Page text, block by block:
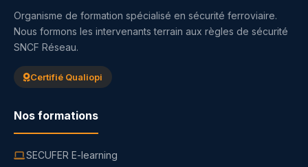
Organisme de formation spécialisé en sécurité ferroviaire.
Nous formons les intervenants terrain aux règles de sécurité
SNCF Réseau.
Certifié Qualiopi
Nos formations
SECUFER E-learning